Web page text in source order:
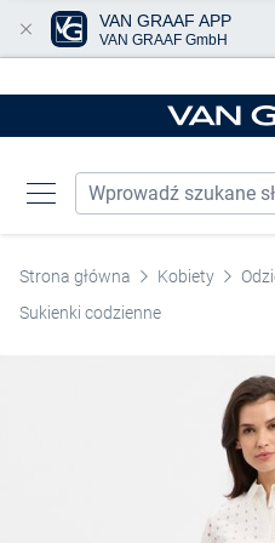
Strona główna Kobiety
Sukienki codzienne
VAN GRAAF APP
VAN GRAAF GmbH